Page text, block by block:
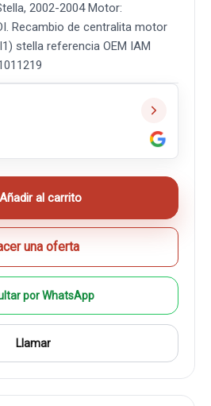
2002-2004 Motor:
Recambio de centralita motor
stella referencia OEM IAM
Añadir al carrito
una oferta
por WhatsApp
Llamar